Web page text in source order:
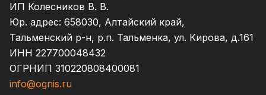
ИП Колесников В. В.
Юр. адрес: 658030, Алтайский край,
Тальменский р-н, р.п. Тальменка, ул. Кирова, д.161
ИНН 227700048432
ОГРНИП 310220808400081
info@ognis.ru